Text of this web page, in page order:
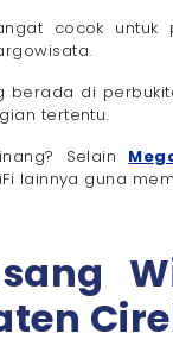
cocok untuk
berada di
tertentu.
Selain
lainnya guna